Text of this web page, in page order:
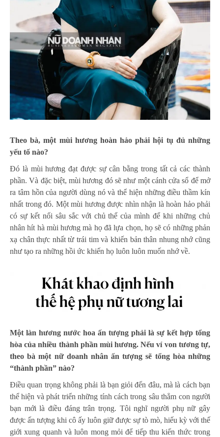
Theo bà, một mùi hương hoàn hảo phải hội tụ đủ những
yếu tố nào?
Đó là mùi hương đạt được sự cân bằng trong tất cả các thành
phần. Và đặc biệt, mùi hương đó sẽ như một cánh cửa sổ để mở
ra tâm hồn của người dùng nó và thể hiện những điều thầm kín
nhất trong đó. Một mùi hương được nhìn nhận là hoàn hảo phải
có sự kết nối sâu sắc với chủ thể của mình để khi những chủ
nhân hít hà mùi hương mà họ đã lựa chọn, họ sẽ có những phản
xạ chân thực nhất từ trái tim và khiến bản thân nhung nhớ cũng
như tạo ra những hồi ức khiến họ luôn luôn muốn nhớ về.
Một làn hương nước hoa ấn tượng phải là sự kết hợp tổng
hòa của nhiều thành phần mùi hương. Nếu ví von tương tự,
theo bà một nữ doanh nhân ấn tượng sẽ tổng hòa những
“thành phần” nào?
Điều quan trọng không phải là bạn giỏi đến đâu, mà là cách bạn
thể hiện và phát triển những tính cách trong sâu thẳm con người
bạn mới là điều đáng trân trọng. Tôi nghĩ người phụ nữ gây
được ấn tượng khi cô ấy luôn giữ được sự tò mò, hiếu kỳ với thế
giới xung quanh và luôn mong mỏi để tiếp thu kiến thức trong